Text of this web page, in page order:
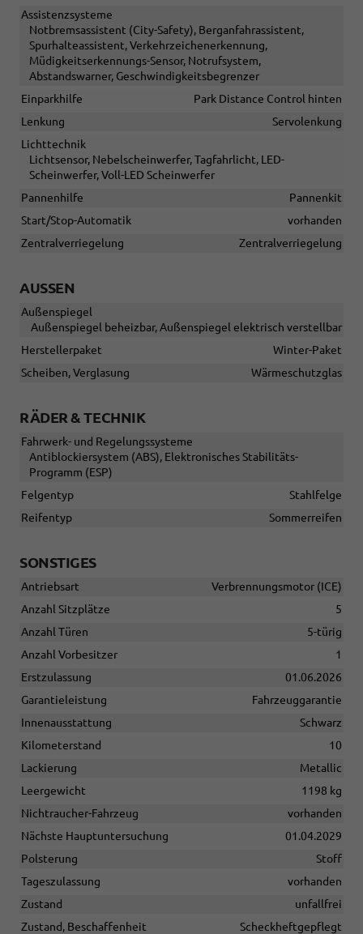
Assistenzsysteme
Notbremsassistent (City-Safety), Berganfahrassistent,
Spurhalteassistent, Verkehrzeichenerkennung,
Müdigkeitserkennungs-Sensor, Notrufsystem,
Abstandswarner, Geschwindigkeitsbegrenzer
Einparkhilfe
Park Distance Control hinten
Lenkung
Servolenkung
Lichttechnik
Lichtsensor, Nebelscheinwerfer, Tagfahrlicht, LED-
Scheinwerfer, Voll-LED Scheinwerfer
Pannenhilfe
Pannenkit
Start/Stop-Automatik
vorhanden
Zentralverriegelung
Zentralverriegelung
AUSSEN
Außenspiegel
Außenspiegel beheizbar, Außenspiegel elektrisch verstellbar
Herstellerpaket
Winter-Paket
Scheiben, Verglasung
Wärmeschutzglas
RÄDER & TECHNIK
Fahrwerk- und Regelungssysteme
Antiblockiersystem (ABS), Elektronisches Stabilitäts-
Programm (ESP)
Felgentyp
Stahlfelge
Reifentyp
Sommerreifen
SONSTIGES
Antriebsart
Verbrennungsmotor (ICE)
Anzahl Sitzplätze
5
Anzahl Türen
5-türig
Anzahl Vorbesitzer
1
Erstzulassung
01.06.2026
Garantieleistung
Fahrzeuggarantie
Innenausstattung
Schwarz
Kilometerstand
10
Lackierung
Metallic
Leergewicht
1198 kg
Nichtraucher-Fahrzeug
vorhanden
Nächste Hauptuntersuchung
01.04.2029
Polsterung
Stoff
Tageszulassung
vorhanden
Zustand
unfallfrei
Zustand, Beschaffenheit
Scheckheftgepflegt